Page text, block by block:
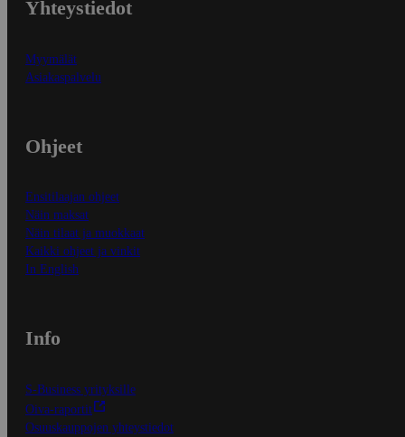
Yhteystiedot
Myymälät
Asiakaspalvelu
Ohjeet
Ensitilaajan ohjeet
Näin maksat
Näin tilaat ja muokkaat
Kaikki ohjeet ja vinkit
In English
Info
S-Business yrityksille
Oiva-raportit
Osuuskauppojen yhteystiedot